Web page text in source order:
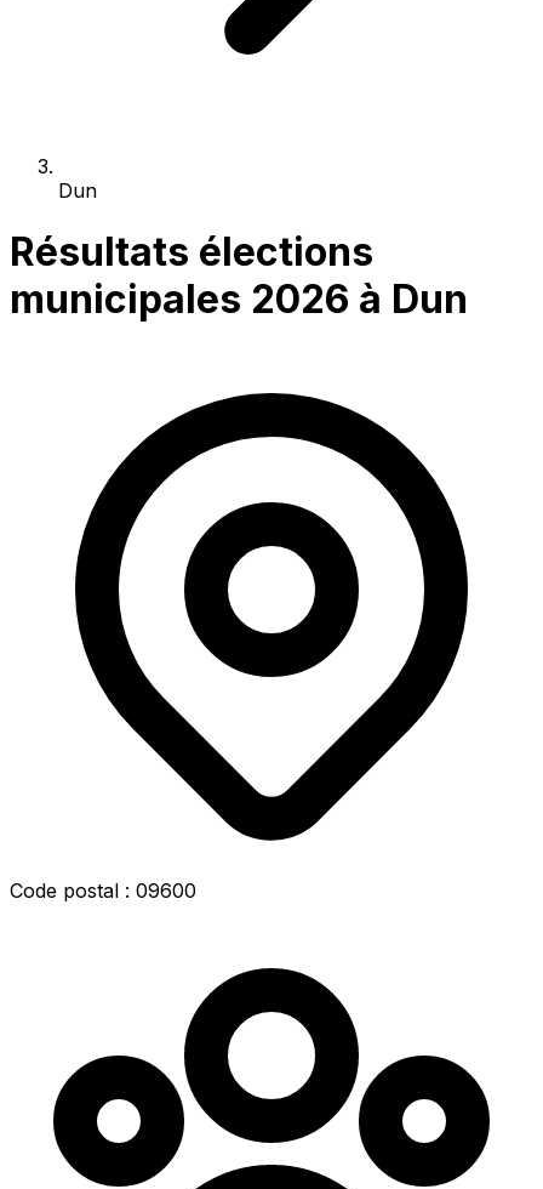
Dun
Résultats élections
municipales 2026 à Dun
Code postal : 09600